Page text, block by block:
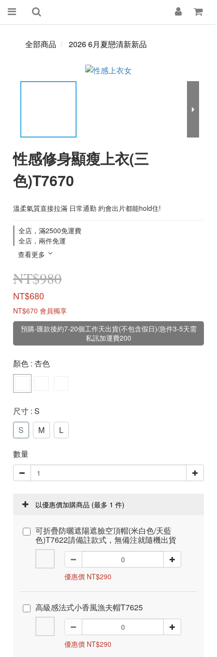
全部商品 2026 6月夏戀清新新品
性感修身顯瘦上衣(三
色)T7670
溫柔氣質直接拉滿 日常通勤 約會出片都能hold住!
全店，滿2500免運費
全店，兩件免運
查看更多
NT$980
NT$680
NT$670 會員獨享
預購-匯款後約7-20個工作天出貨(不包含假日)/急件3-5天需
私訊加運費200
顏色 : 杏色
尺寸 : S
S
M L
數量
以優惠價加購商品 (最多 1 件)
可折疊防曬遮陽遮臉空頂帽(米白色/天藍
色)T7622請備註款式，無備注就隨機出貨
優惠價 NT$290
高級感法式小香風漁夫帽T7625
優惠價 NT$290